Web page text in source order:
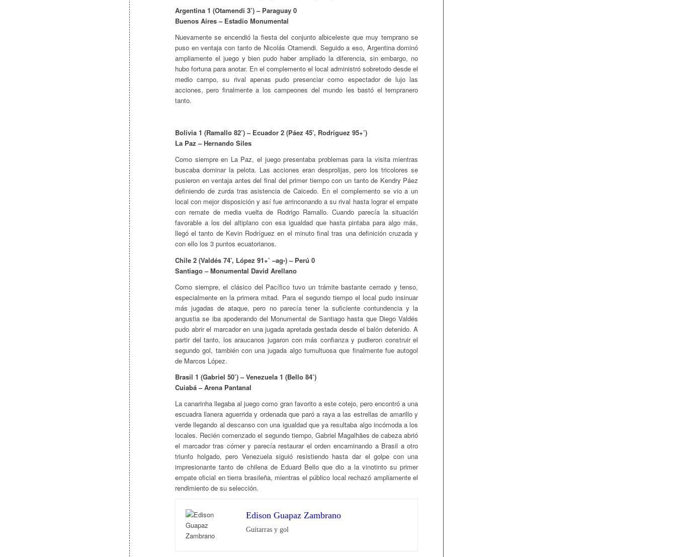
Argentina 1 (Otamendi 3’) – Paraguay 0
Buenos Aires – Estadio Monumental
Nuevamente se encendió la fiesta del conjunto albiceleste que muy temprano se
puso en ventaja con tanto de Nicolás Otamendi. Seguido a eso, Argentina dominó
ampliamente el juego y bien pudo haber ampliado la diferencia, sin embargo, no
hubo fortuna para anotar. En el complemento el local administró sobretodo desde el
medio campo, su rival apenas pudo presenciar como espectador de lujo las
acciones, pero finalmente a los campeones del mundo les bastó el tempranero
tanto.
Bolivia 1 (Ramallo 82’) – Ecuador 2 (Páez 45’, Rodríguez 95+’)
La Paz – Hernando Siles
Como siempre en La Paz, el juego presentaba problemas para la visita mientras
buscaba dominar la pelota. Las acciones eran desprolijas, pero los tricolores se
pusieron en ventaja antes del final del primer tiempo con un tanto de Kendry Páez
definiendo de zurda tras asistencia de Caicedo. En el complemento se vio a un
local con mejor disposición y así fue arrinconando a su rival hasta lograr el empate
con remate de media vuelta de Rodrigo Ramallo. Cuando parecía la situación
favorable a los del altiplano con esa igualdad que hasta pintaba para algo más,
llegó el tanto de Kevin Rodríguez en el minuto final tras una definición cruzada y
con ello los 3 puntos ecuatorianos.
Chile 2 (Valdés 74’, López 91+’ –ag-) – Perú 0
Santiago – Monumental David Arellano
Como siempre, el clásico del Pacífico tuvo un trámite bastante cerrado y tenso,
especialmente en la primera mitad. Para el segundo tiempo el local pudo insinuar
más jugadas de ataque, pero no parecía tener la suficiente contundencia y la
angustia se iba apoderando del Monumental de Santiago hasta que Diego Valdés
pudo abrir el marcador en una jugada apretada gestada desde el balón detenido. A
partir del tanto, los araucanos jugaron con más confianza y pudieron construir el
segundo gol, también con una jugada algo tumultuosa que finalmente fue autogol
de Marcos López.
Brasil 1 (Gabriel 50’) – Venezuela 1 (Bello 84’)
Cuiabá – Arena Pantanal
La canarinha llegaba al juego como gran favorito a este cotejo, pero encontró a una
escuadra llanera aguerrida y ordenada que paró a raya a las estrellas de amarillo y
verde llegando al descanso con una igualdad que ya resultaba algo incómoda a los
locales. Recién comenzado el segundo tiempo, Gabriel Magalhães de cabeza abrió
el marcador tras córner y parecía restaurar el orden encaminando a Brasil a otro
triunfo holgado, pero Venezuela siguió resistiendo hasta dar el golpe con una
impresionante tanto de chilena de Eduard Bello que dio a la vinotinto su primer
empate oficial en tierra brasileña, mientras el público local rechazó ampliamente el
rendimiento de su selección.
Edison Guapaz Zambrano
Guitarras y gol